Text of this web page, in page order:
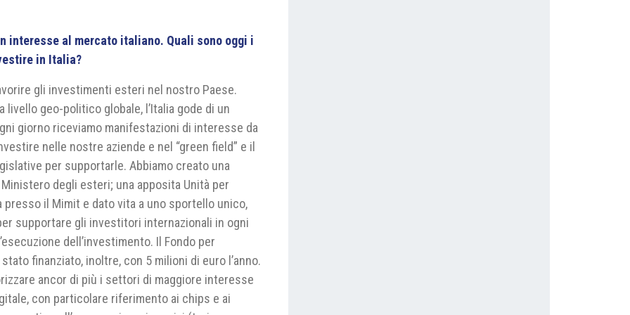
interesse al mercato italiano. Quali sono oggi i
in Italia?
gli investimenti esteri nel nostro Paese.
geo-politico globale, l’Italia gode di un
giorno riceviamo manifestazioni di interesse da
nelle nostre aziende e nel “green field” e il
per supportarle. Abbiamo creato una
degli esteri; una apposita Unità per
presso il Mimit e dato vita a uno sportello unico,
supportare gli investitori internazionali in ogni
dell’investimento. Il Fondo per
finanziato, inoltre, con 5 milioni di euro l’anno.
ancor di più i settori di maggiore interesse
con particolare riferimento ai chips e ai